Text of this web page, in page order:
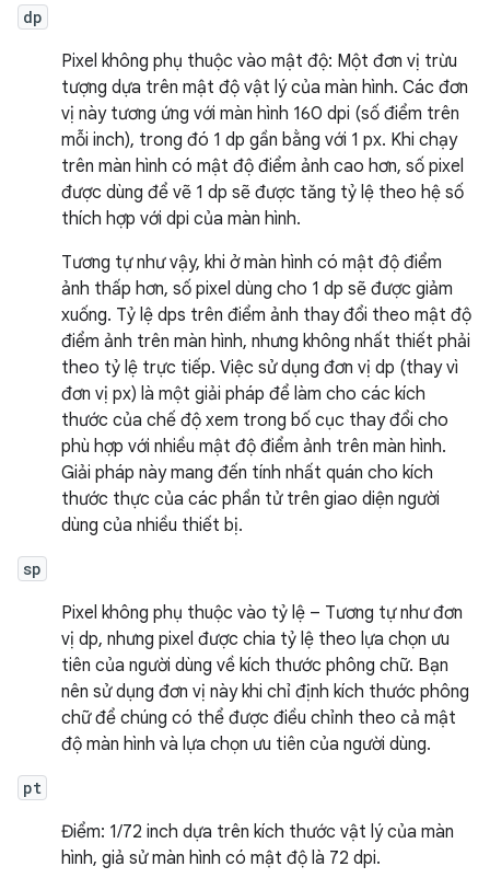
dp
Pixel không phụ thuộc vào mật độ: Một đơn vị trừu
tượng dựa trên mật độ vật lý của màn hình. Các đơn
vị này tương ứng với màn hình 160 dpi (số điểm trên
mỗi inch), trong đó 1 dp gần bằng với 1 px. Khi chạy
trên màn hình có mật độ điểm ảnh cao hơn, số pixel
được dùng để vẽ 1 dp sẽ được tăng tỷ lệ theo hệ số
thích hợp với dpi của màn hình.
Tương tự như vậy, khi ở màn hình có mật độ điểm
ảnh thấp hơn, số pixel dùng cho 1 dp sẽ được giảm
xuống. Tỷ lệ dps trên điểm ảnh thay đổi theo mật độ
điểm ảnh trên màn hình, nhưng không nhất thiết phải
theo tỷ lệ trực tiếp. Việc sử dụng đơn vị dp (thay vì
đơn vị px) là một giải pháp để làm cho các kích
thước của chế độ xem trong bố cục thay đổi cho
phù hợp với nhiều mật độ điểm ảnh trên màn hình.
Giải pháp này mang đến tính nhất quán cho kích
thước thực của các phần tử trên giao diện người
dùng của nhiều thiết bị.
sp
Pixel không phụ thuộc vào tỷ lệ – Tương tự như đơn
vị dp, nhưng pixel được chia tỷ lệ theo lựa chọn ưu
tiên của người dùng về kích thước phông chữ. Bạn
nên sử dụng đơn vị này khi chỉ định kích thước phông
chữ để chúng có thể được điều chỉnh theo cả mật
độ màn hình và lựa chọn ưu tiên của người dùng.
pt
Điểm: 1/72 inch dựa trên kích thước vật lý của màn
hình, giả sử màn hình có mật độ là 72 dpi.